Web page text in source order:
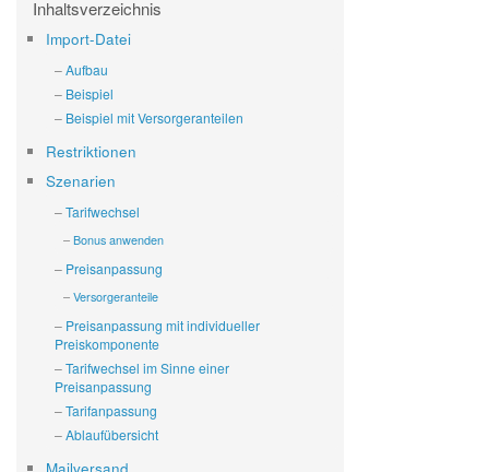
Import-Datei
Aufbau
Beispiel
Beispiel mit Versorgeranteilen
Restriktionen
Szenarien
Tarifwechsel
Bonus anwenden
Preisanpassung
Versorgeranteile
Preisanpassung mit individueller
Preiskomponente
Tarifwechsel im Sinne einer
Preisanpassung
Tarifanpassung
Ablaufübersicht